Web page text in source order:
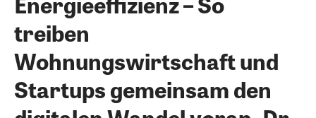
treiben
Wohnungswirtschaft und
Startups gemeinsam den